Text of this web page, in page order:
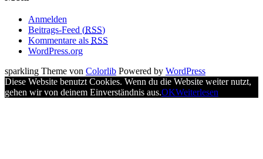
Anmelden
Beitrags-Feed (RSS)
Kommentare als RSS
WordPress.org
sparkling Theme von Colorlib Powered by WordPress
Diese Website benutzt Cookies. Wenn du die Website weiter nutzt,
gehen wir von deinem Einverständnis aus.OKWeiterlesen